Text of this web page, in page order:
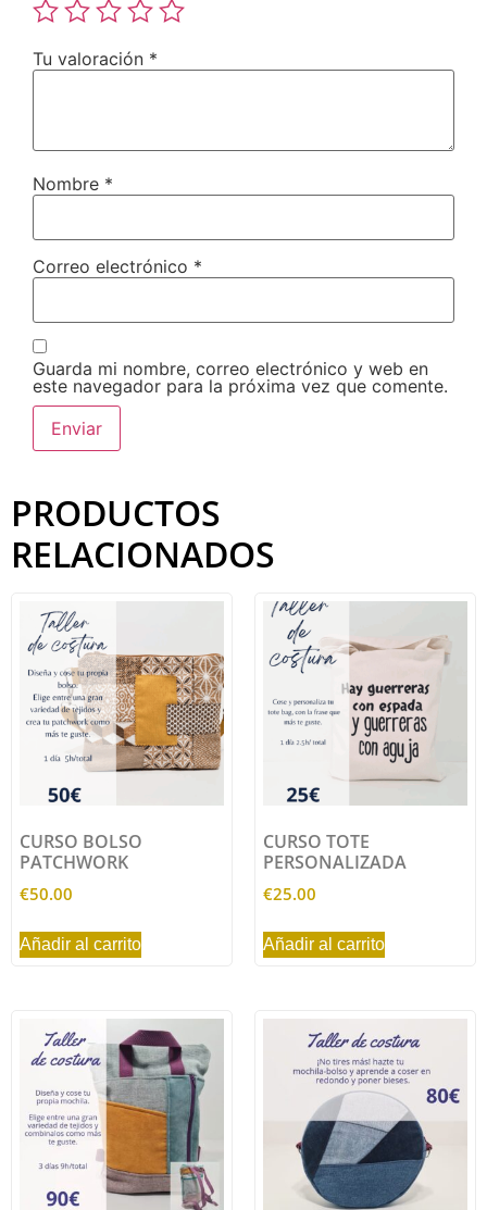
Tu valoración *
Nombre *
Correo electrónico *
Guarda mi nombre, correo electrónico y web en
este navegador para la próxima vez que comente.
PRODUCTOS
RELACIONADOS
CURSO BOLSO
PATCHWORK
€50.00
Añadir al carrito
CURSO TOTE
PERSONALIZADA
€25.00
Añadir al carrito